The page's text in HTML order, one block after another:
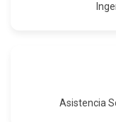
Asistencia